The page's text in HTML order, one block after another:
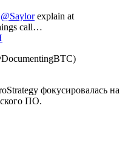
@Saylorexplain at
call…
фокусировалась на
ПО.